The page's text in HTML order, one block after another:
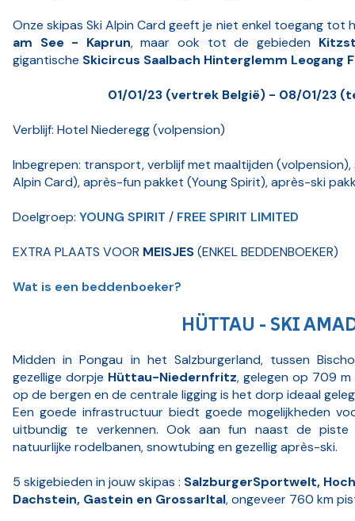
Onze skipas Ski Alpin Card geeft je niet enkel toegang tot
am See - Kaprun, maar ook tot de gebieden
gigantische Skicircus Saalbach Hinterglemm Leogang
01/01/23 (vertrek België) - 08/01/23
Verblijf: Hotel Niederegg (volpension)
Inbegrepen: transport, verblijf met maaltijden (volpension),
Alpin Card), après-fun pakket (Young Spirit), après-ski
Doelgroep: YOUNG SPIRIT / FREE SPIRIT LIMITED
EXTRA PLAATS VOOR MEISJES(ENKEL BEDDENBOEKER)
Wat is een beddenboeker?
HÜTTAU - SKI
Midden in Pongau in het Salzburgerland, tussen
gezellige dorpje Hüttau-Niedernfritz, gelegen op 709
op de bergen en de centrale ligging is het dorp ideaal
Een goede infrastructuur biedt goede mogelijkheden
uitbundig te verkennen. Ook aan fun naast de piste
natuurlijke rodelbanen, snowtubing en gezellig après-ski.
5 skigebieden in jouw skipas : SalzburgerSportwelt,
Dachstein, Gastein en Grossarltal, ongeveer 760 km